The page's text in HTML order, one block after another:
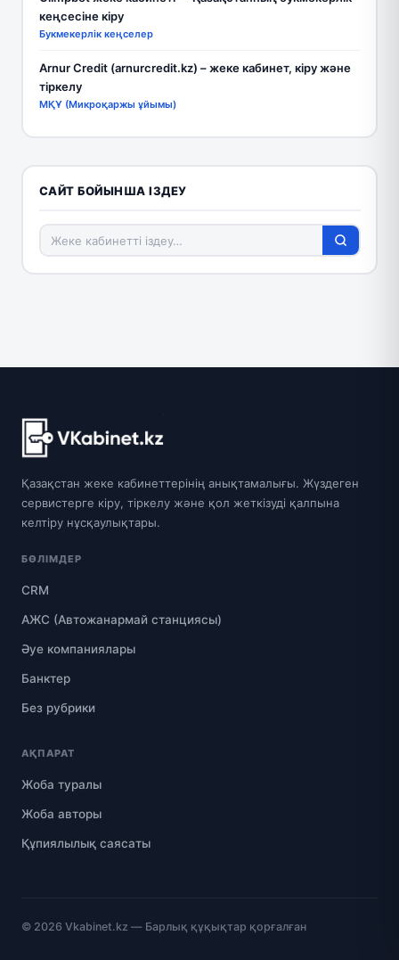
кеңсесіне кіру
Букмекерлік кеңселер
Arnur Credit (arnurcredit.kz) – жеке кабинет, кіру және
тіркелу
МҚҰ (Микроқаржы ұйымы)
САЙТ БОЙЫНША ІЗДЕУ
Қазақстан жеке кабинеттерінің анықтамалығы. Жүздеген
сервистерге кіру, тіркелу және қол жеткізуді қалпына
келтіру нұсқаулықтары.
БӨЛІМДЕР
CRM
АЖС (Автожанармай станциясы)
Әуе компаниялары
Банктер
Без рубрики
АҚПАРАТ
Жоба туралы
Жоба авторы
Құпиялылық саясаты
© 2026 Vkabinet.kz — Барлық құқықтар қорғалған